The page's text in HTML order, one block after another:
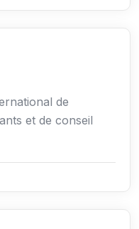
de
et de conseil